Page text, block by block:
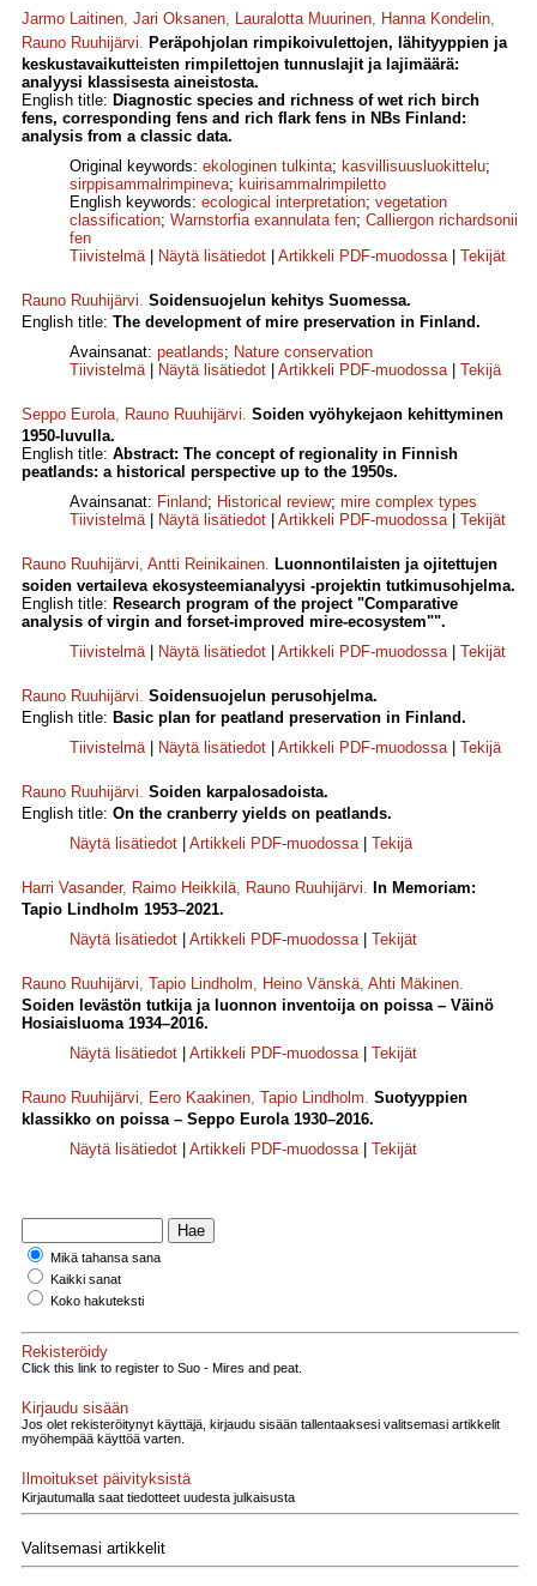
Jarmo Laitinen, Jari Oksanen, Lauralotta Muurinen, Hanna Kondelin,
Rauno Ruuhijärvi. Peräpohjolan rimpikoivulettojen, lähityyppien ja
keskustavaikutteisten rimpilettojen tunnuslajit ja lajimäärä:
analyysi klassisesta aineistosta.
English title: Diagnostic species and richness of wet rich birch
fens, corresponding fens and rich flark fens in NBs Finland:
analysis from a classic data.
Original keywords: ekologinen tulkinta; kasvillisuusluokittelu;
sirppisammalrimpineva; kuirisammalrimpiletto
English keywords: ecological interpretation; vegetation
classification; Warnstorfia exannulata fen; Calliergon richardsonii
fen
Tiivistelmä| Näytä lisätiedot Artikkeli PDF-muodossa| Tekijät
Rauno Ruuhijärvi. Soidensuojelun kehitys Suomessa.
English title: The development of mire preservation in Finland.
Avainsanat: peatlands; Nature conservation
Tiivistelmä| Näytä lisätiedot Artikkeli PDF-muodossa| Tekijä
Seppo Eurola, Rauno Ruuhijärvi. Soiden vyöhykejaon kehittyminen
1950-luvulla.
English title: Abstract: The concept of regionality in Finnish
peatlands: a historical perspective up to the 1950s.
Avainsanat: Finland; Historical review; mire complex types
Tiivistelmä| Näytä lisätiedot Artikkeli PDF-muodossa| Tekijät
Rauno Ruuhijärvi, Antti Reinikainen. Luonnontilaisten ja ojitettujen
soiden vertaileva ekosysteemianalyysi -projektin tutkimusohjelma.
English title: Research program of the project "Comparative
analysis of virgin and forset-improved mire-ecosystem"".
Tiivistelmä| Näytä lisätiedot Artikkeli PDF-muodossa| Tekijät
Rauno Ruuhijärvi. Soidensuojelun perusohjelma.
English title: Basic plan for peatland preservation in Finland.
Tiivistelmä| Näytä lisätiedot Artikkeli PDF-muodossa| Tekijä
Rauno Ruuhijärvi. Soiden karpalosadoista.
English title: On the cranberry yields on peatlands.
Näytä lisätiedot
Artikkeli PDF-muodossa| Tekijä
Harri Vasander, Raimo Heikkilä, Rauno Ruuhijärvi. In Memoriam:
Tapio Lindholm 1953–2021.
Näytä lisätiedot
Artikkeli PDF-muodossa| Tekijät
Rauno Ruuhijärvi, Tapio Lindholm, Heino Vänskä, Ahti Mäkinen.
Soiden levästön tutkija ja luonnon inventoija on poissa – Väinö
Hosiaisluoma 1934–2016.
Näytä lisätiedot
Artikkeli PDF-muodossa| Tekijät
Rauno Ruuhijärvi, Eero Kaakinen, Tapio Lindholm. Suotyyppien
klassikko on poissa – Seppo Eurola 1930–2016.
Näytä lisätiedot
Artikkeli PDF-muodossa| Tekijät
Mikä tahansa sana
Kaikki sanat
Koko hakuteksti
Rekisteröidy
Click this link to register to Suo - Mires and peat.
Kirjaudu sisään
Jos olet rekisteröitynyt käyttäjä, kirjaudu sisään tallentaaksesi valitsemasi artikkelit
myöhempää käyttöä varten.
Ilmoitukset päivityksistä
Kirjautumalla saat tiedotteet uudesta julkaisusta
Valitsemasi artikkelit